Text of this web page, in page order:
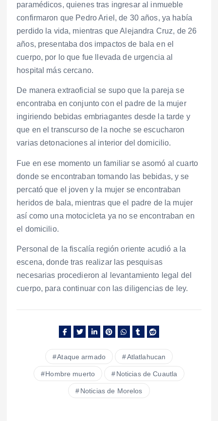
paramédicos, quienes tras ingresar al inmueble
confirmaron que Pedro Ariel, de 30 años, ya había
perdido la vida, mientras que Alejandra Cruz, de 26
años, presentaba dos impactos de bala en el
cuerpo, por lo que fue llevada de urgencia al
hospital más cercano.
De manera extraoficial se supo que la pareja se
encontraba en conjunto con el padre de la mujer
ingiriendo bebidas embriagantes desde la tarde y
que en el transcurso de la noche se escucharon
varias detonaciones al interior del domicilio.
Fue en ese momento un familiar se asomó al cuarto
donde se encontraban tomando las bebidas, y se
percató que el joven y la mujer se encontraban
heridos de bala, mientras que el padre de la mujer
así como una motocicleta ya no se encontraban en
el domicilio.
Personal de la fiscalía región oriente acudió a la
escena, donde tras realizar las pesquisas
necesarias procedieron al levantamiento legal del
cuerpo, para continuar con las diligencias de ley.
Ataque armado Atlatlahucan
Hombre muerto Noticias de Cuautla
Noticias de Morelos